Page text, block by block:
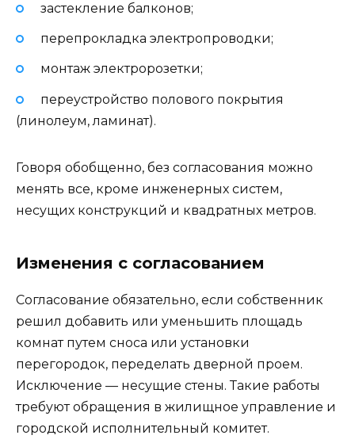
застекление балконов;
перепрокладка электропроводки;
монтаж электророзетки;
переустройство полового покрытия
(линолеум, ламинат).
Говоря обобщенно, без согласования можно
менять все, кроме инженерных систем,
несущих конструкций и квадратных метров.
Изменения с согласованием
Согласование обязательно, если собственник
решил добавить или уменьшить площадь
комнат путем сноса или установки
перегородок, переделать дверной проем.
Исключение — несущие стены. Такие работы
требуют обращения в жилищное управление и
городской исполнительный комитет.